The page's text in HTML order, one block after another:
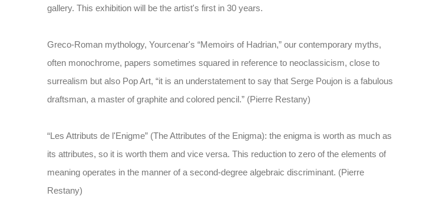
gallery. This exhibition will be the artist's first in 30 years.
Greco-Roman mythology, Yourcenar's “Memoirs of Hadrian,” our contemporary myths,
often monochrome, papers sometimes squared in reference to neoclassicism, close to
surrealism but also Pop Art, “it is an understatement to say that Serge Poujon is a fabulous
draftsman, a master of graphite and colored pencil.” (Pierre Restany)
“Les Attributs de l'Enigme” (The Attributes of the Enigma): the enigma is worth as much as
its attributes, so it is worth them and vice versa. This reduction to zero of the elements of
meaning operates in the manner of a second-degree algebraic discriminant. (Pierre
Restany)